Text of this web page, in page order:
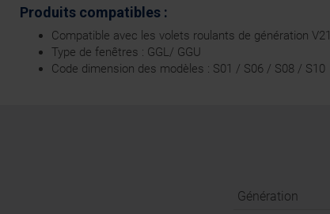
Produits compatibles :
Compatible avec les volets roulants de génération V21
Type de fenêtres : GGL/ GGU
Code dimension des modèles : S01 / S06 / S08 / S10
Génération